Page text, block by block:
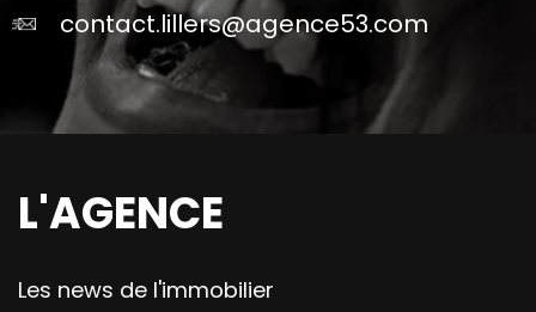
contact.lillers@agence53.com
L'AGENCE
Les news de l'immobilier